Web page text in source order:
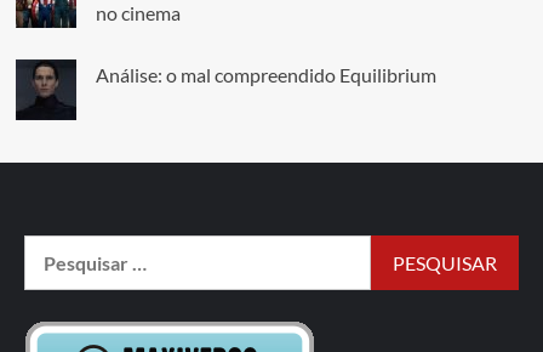
no cinema
Análise: o mal compreendido Equilibrium